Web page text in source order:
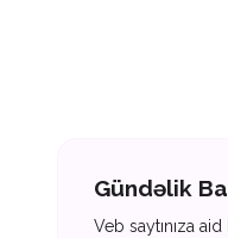
Gündəlik
Veb saytınıza